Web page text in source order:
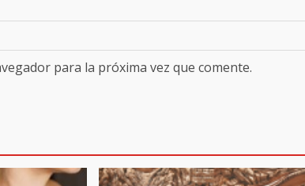
para la próxima vez que comente.